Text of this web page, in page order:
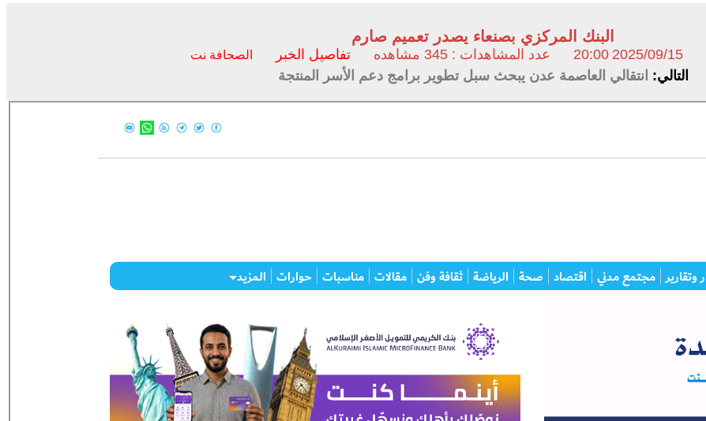
البنك المركزي بصنعاء يصدر تعميم صارم
2025/09/15
20:00 عدد المشاهدات : 345 مشاهده تفاصيل الخبر الصحافة نت
التالي: انتقالي العاصمة عدن يبحث سبل تطوير برامج دعم الأسر المنتجة